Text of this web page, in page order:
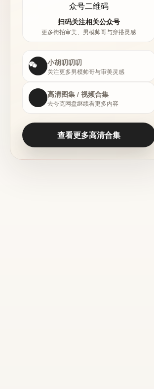
扫码关注相关公众号
更多街拍审美、男模帅哥与穿搭灵感
小胡叨叨叨
关注更多男模帅哥与审美灵感
高清图集 / 视频合集
去夸克网盘继续看更多内容
查看更多高清合集